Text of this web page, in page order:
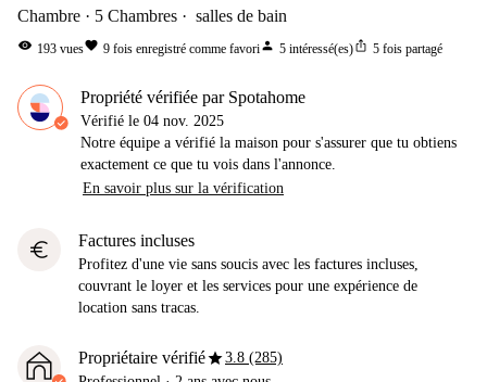
Chambre 5 Chambres salles de bain
visibility 193 vuesfavorite 9 fois enregistré comme favoriperson 5 intéressé(es)ios_share 5 fois partagé
Propriété vérifiée par Spotahome
Vérifié le 04 nov. 2025
Notre équipe a vérifié la maison pour s'assurer que tu obtiens
exactement ce que tu vois dans l'annonce.
En savoir plus sur la vérification
euro Factures incluses
Profitez d'une vie sans soucis avec les factures incluses,
couvrant le loyer et les services pour une expérience de
location sans tracas.
Propriétaire vérifiéstar3.8 (285)